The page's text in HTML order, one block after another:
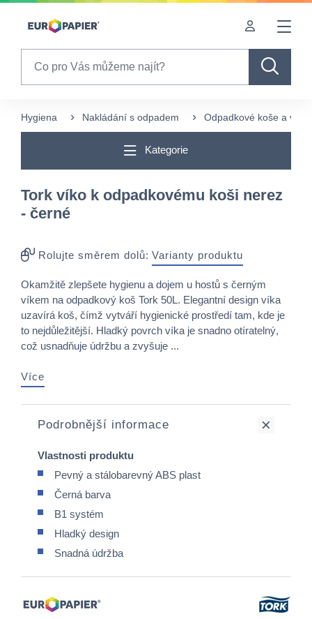
Table Of Content
Často nakupované s tímto produktem
Hygiena Nakládání s odpadem Odpadkové koše a víka
Kategorie
Tork víko k odpadkovému koši nerez
- černé
Rolujte směrem dolů: Varianty produktu
Okamžitě zlepšete hygienu a dojem u hostů s černým
víkem na odpadkový koš Tork 50L. Elegantní design víka
uzavírá koš, čímž vytváří hygienické prostředí tam, kde je
to nejdůležitější. Hladký povrch víka je snadno otíratelný,
což usnadňuje údržbu a zvyšuje ...
Více
Podrobnější informace
Vlastnosti produktu
Pevný a stálobarevný ABS plast
Černá barva
B1 systém
Hladký design
Snadná údržba